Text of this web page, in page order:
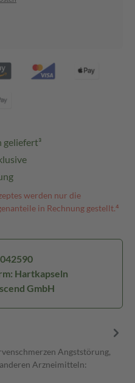
werden nur die
in Rechnung gestellt.⁴
Hartkapseln
GmbH
Angststörung,
Arzneimitteln: